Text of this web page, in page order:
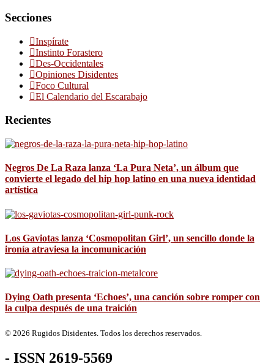
Secciones
Inspírate
Instinto Forastero
Des-Occidentales
Opiniones Disidentes
Foco Cultural
El Calendario del Escarabajo
Recientes
Negros De La Raza lanza ‘La Pura Neta’, un álbum que
convierte el legado del hip hop latino en una nueva identidad
artística
Los Gaviotas lanza ‘Cosmopolitan Girl’, un sencillo donde la
ironía atraviesa la incomunicación
Dying Oath presenta ‘Echoes’, una canción sobre romper con
la culpa después de una traición
© 2026 Rugidos Disidentes. Todos los derechos reservados.
- ISSN 2619-5569